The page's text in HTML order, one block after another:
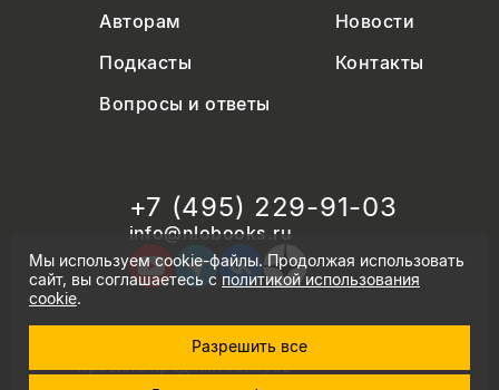
Авторам
Новости
Подкасты
Контакты
Вопросы и ответы
+7 (495) 229-91-03
info@nlobooks.ru
© Новое литературное обозрение. 2026
правила продажи товаров
Мы используем cookie-файлы. Продолжая использовать
сайт, вы соглашаетесь сполитикой использования
cookie.
Разрешить все